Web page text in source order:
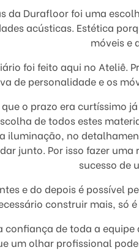
da Durafloor foi uma
acústicas. Estética
móveis e
foi feito aqui no Ateliê.
de personalidade e os
o prazo era curtíssimo
de todos estes
iluminação, no
junto. Por isso fazer
sucesso de
e do depois é possível
construir mais, só
confiança de toda a
um olhar profissional